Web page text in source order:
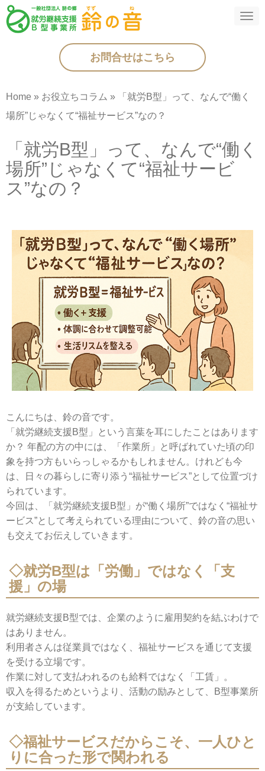
N
g
i
お問合せはこちら
Home » お役立ちコラム » 「就労B型」って、なんで“働く
場所”じゃなくて“福祉サービス”なの？
「就労B型」って、なんで“働く
場所”じゃなくて“福祉サービ
ス”なの？
こんにちは、鈴の音です。
「就労継続支援B型」という言葉を耳にしたことはあります
か？ 年配の方の中には、「作業所」と呼ばれていた頃の印
象を持つ方もいらっしゃるかもしれません。けれども今
は、日々の暮らしに寄り添う“福祉サービス”として位置づけ
られています。
今回は、「就労継続支援B型」が“働く場所”ではなく“福祉サ
ービス”として考えられている理由について、鈴の音の思い
も交えてお伝えしていきます。
◇就労B型は「労働」ではなく「支
援」の場
就労継続支援B型では、企業のように雇用契約を結ぶわけで
はありません。
利用者さんは従業員ではなく、福祉サービスを通じて支援
を受ける立場です。
作業に対して支払われるのも給料ではなく「工賃」。
収入を得るためというより、活動の励みとして、B型事業所
が支給しています。
◇福祉サービスだからこそ、一人ひと
りに合った形で関われる